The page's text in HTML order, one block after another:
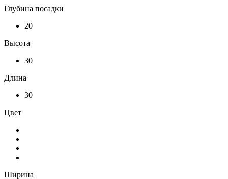
Глубина посадки
20
Высота
30
Длина
30
Цвет
Ширина